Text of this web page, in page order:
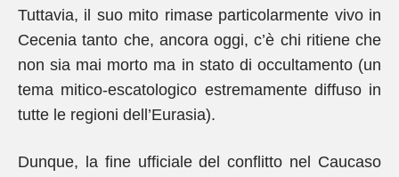
Tuttavia, il suo mito rimase particolarmente vivo in
Cecenia tanto che, ancora oggi, c’è chi ritiene che
non sia mai morto ma in stato di occultamento (un
tema mitico-escatologico estremamente diffuso in
tutte le regioni dell’Eurasia).
Dunque, la fine ufficiale del conflitto nel Caucaso